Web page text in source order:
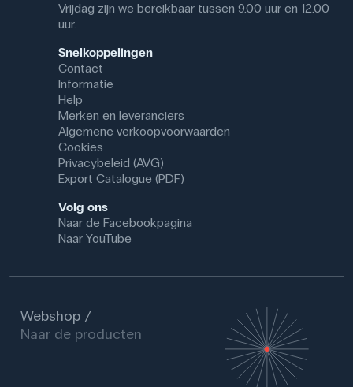
Vrijdag zijn we bereikbaar tussen 9.00 uur en 12.00
uur.
Snelkoppelingen
Contact
Informatie
Help
Merken en leveranciers
Algemene verkoopvoorwaarden
Cookies
Privacybeleid (AVG)
Export Catalogue (PDF)
Volg ons
Naar de Facebookpagina
Naar YouTube
Webshop
Naar de producten